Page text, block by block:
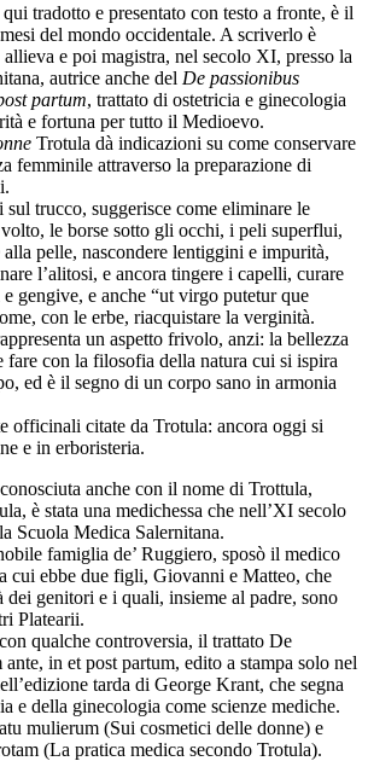
qui tradotto e presentato con testo a fronte, è il
del mondo occidentale. A scriverlo è
e poi magistra, nel secolo XI, presso la
autrice anche del De passionibus
partum, trattato di ostetricia e ginecologia
e fortuna per tutto il Medioevo.
Trotula dà indicazioni su come conservare
femminile attraverso la preparazione di
sul trucco, suggerisce come eliminare le
le borse sotto gli occhi, i peli superflui,
pelle, nascondere lentiggini e impurità,
l’alitosi, e ancora tingere i capelli, curare
gengive, e anche “ut virgo putetur que
con le erbe, riacquistare la verginità.
un aspetto frivolo, anzi: la bellezza
fare con la filosofia della natura cui si ispira
ed è il segno di un corpo sano in armonia
officinali citate da Trotula: ancora oggi si
e in erboristeria.
anche con il nome di Trottula,
è stata una medichessa che nell’XI secolo
Scuola Medica Salernitana.
famiglia de’ Ruggiero, sposò il medico
cui ebbe due figli, Giovanni e Matteo, che
dei genitori e i quali, insieme al padre, sono
Platearii.
qualche controversia, il trattato De
in et post partum, edito a stampa solo nel
tarda di George Krant, che segna
e della ginecologia come scienze mediche.
mulierum (Sui cosmetici delle donne) e
(La pratica medica secondo Trotula).